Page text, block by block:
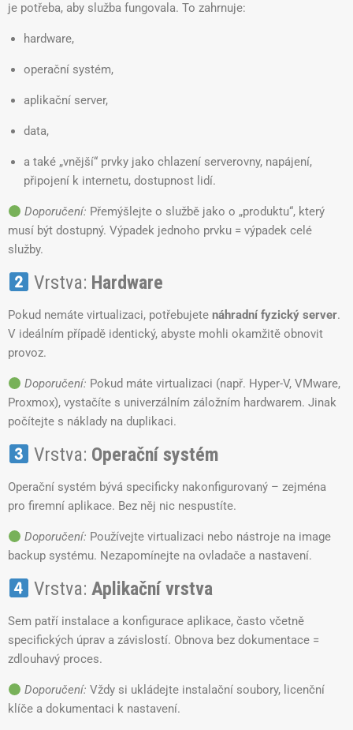
je potřeba, aby služba fungovala. To zahrnuje:
hardware,
operační systém,
aplikační server,
data,
a také „vnější“ prvky jako chlazení serverovny, napájení,
připojení k internetu, dostupnost lidí.
Doporučení: Přemýšlejte o službě jako o „produktu“, který
musí být dostupný. Výpadek jednoho prvku = výpadek celé
služby.
Vrstva: Hardware
Pokud nemáte virtualizaci, potřebujete náhradní fyzický server.
V ideálním případě identický, abyste mohli okamžitě obnovit
provoz.
Doporučení: Pokud máte virtualizaci (např. Hyper-V, VMware,
Proxmox), vystačíte s univerzálním záložním hardwarem. Jinak
počítejte s náklady na duplikaci.
Vrstva: Operační systém
Operační systém bývá specificky nakonfigurovaný – zejména
pro firemní aplikace. Bez něj nic nespustíte.
Doporučení: Používejte virtualizaci nebo nástroje na image
backup systému. Nezapomínejte na ovladače a nastavení.
Vrstva:Aplikační vrstva
Sem patří instalace a konfigurace aplikace, často včetně
specifických úprav a závislostí. Obnova bez dokumentace =
zdlouhavý proces.
Doporučení: Vždy si ukládejte instalační soubory, licenční
klíče a dokumentaci k nastavení.